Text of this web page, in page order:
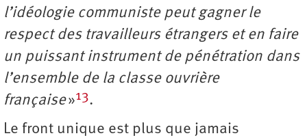
l’idéologie communiste peut gagner le
respect des travailleurs étrangers et en faire
un puissant instrument de pénétration dans
l’ensemble de la classe ouvrière
française»13.
Le front unique est plus que jamais